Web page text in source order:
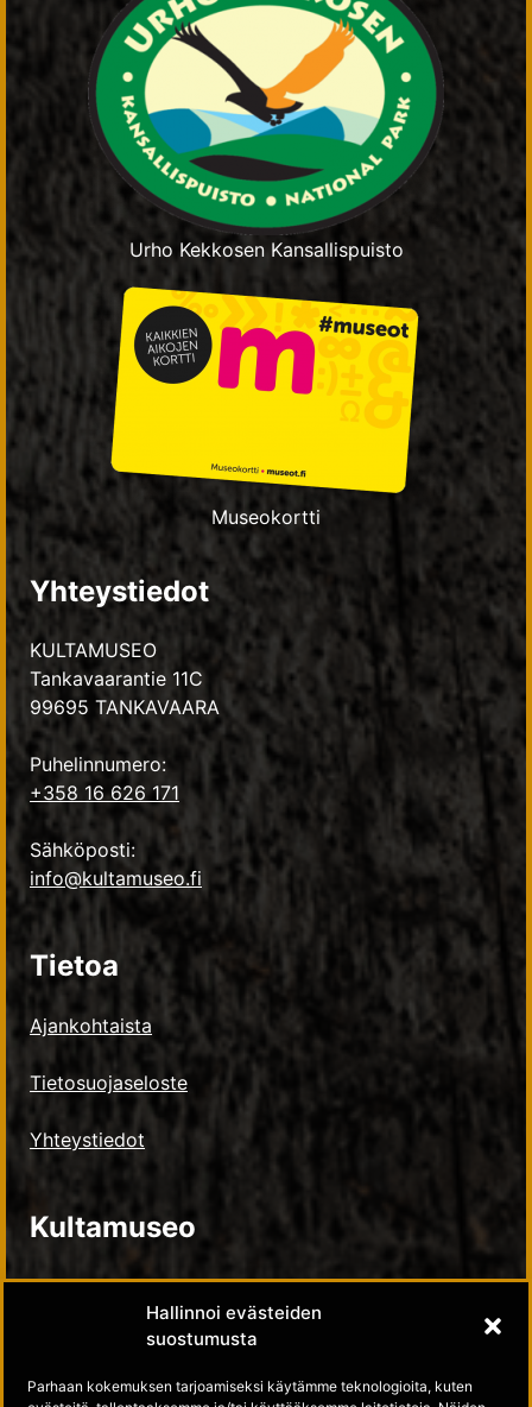
Hallinnoi evästeiden
suostumusta
Parhaan kokemuksen tarjoamiseksi käytämme teknologioita, kuten
Urho Kekkosen Kansallispuisto
Museokortti
Yhteystiedot
KULTAMUSEO
Tankavaarantie 11C
99695 TANKAVAARA
Puhelinnumero:
+358 16 626 171
Sähköposti:
info@kultamuseo.fi
Tietoa
Ajankohtaista
Tietosuojaseloste
Yhteystiedot
Kultamuseo
Kultamuseosäätiö